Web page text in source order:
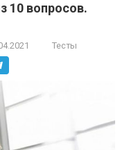
10 вопросов.
Тесты